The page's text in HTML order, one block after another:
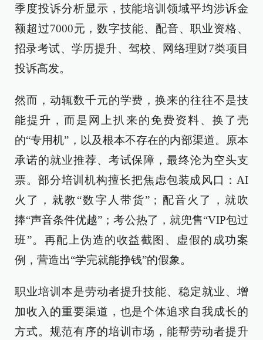
季度投诉分析显示，技能培训领域平均涉诉金
额超过7000元，数字技能、配音、职业资格、
招录考试、学历提升、驾校、网络理财7类项目
投诉高发。
然而，动辄数千元的学费，换来的往往不是技
能提升，而是网上扒来的免费资料、换了壳
的“专用机”，以及根本不存在的内部渠道。原本
承诺的就业推荐、考试保障，最终沦为空头支
票。部分培训机构擅长把焦虑包装成风口：AI
火了，就教“数字人带货”；配音火了，就吹
捧“声音条件优越”；考公热了，就兜售“VIP包过
班”。再配上伪造的收益截图、虚假的成功案
例，营造出“学完就能挣钱”的假象。
职业培训本是劳动者提升技能、稳定就业、增
加收入的重要渠道，也是个体追求自我成长的
方式。规范有序的培训市场，能帮劳动者提升